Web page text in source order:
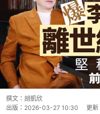
撰文： 胡凱欣
出版： 2026-03-27 10:30 更新